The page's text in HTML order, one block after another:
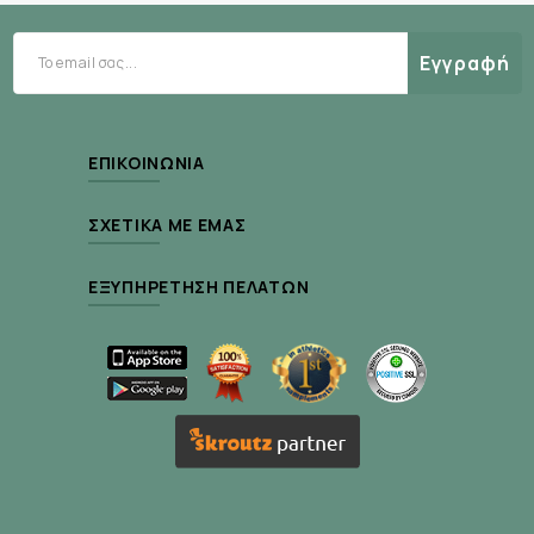
ψυχολογικής πίεσης και συμβάλλει στην
επιτρέπει στα ερυθρά αιμοσφαίρια να
ερυθρών αιμοσφαιρίων και προστατεύει τα
ελεύθερες ρίζες. Ενισχύει τη λειτουργία του
Επίσης, αυξάνει τις διεργασίες που
Η βιταμίνηDείναι μία οστεοπροστατευτική
βιταμίνη, η οποία συμβάλλει σημαντικά στην
υγιή ανάπτυξη και συντήρηση των οστών, στη
διατήρηση της οστικής πυκνότητας καθώς και
Εγγραφή
ΕΠΙΚΟΙΝΩΝΊΑ
ΣΧΕΤΙΚΆ ΜΕ ΕΜΆΣ
ΕΞΥΠΗΡΈΤΗΣΗ ΠΕΛΑΤΏΝ